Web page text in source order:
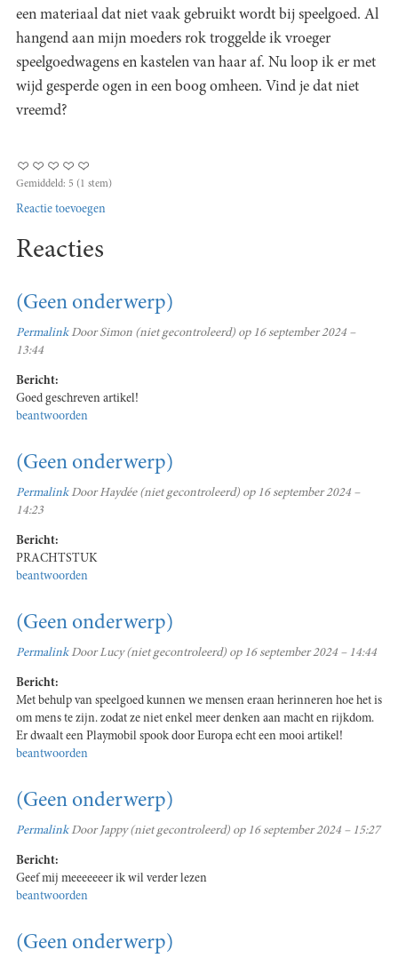
een materiaal dat niet vaak gebruikt wordt bij speelgoed. Al
hangend aan mijn moeders rok troggelde ik vroeger
speelgoedwagens en kastelen van haar af. Nu loop ik er met
wijd gesperde ogen in een boog omheen. Vind je dat niet
vreemd?
Gemiddeld: 5 (1 stem)
Reactie toevoegen
Reacties
(Geen onderwerp)
PermalinkDoorSimon (niet gecontroleerd) op 16 september 2024 –
13:44
Bericht:
Goed geschreven artikel!
beantwoorden
(Geen onderwerp)
PermalinkDoorHaydée (niet gecontroleerd) op 16 september 2024 –
14:23
Bericht:
PRACHTSTUK
beantwoorden
(Geen onderwerp)
PermalinkDoorLucy (niet gecontroleerd) op 16 september 2024 – 14:44
Bericht:
Met behulp van speelgoed kunnen we mensen eraan herinneren hoe het is
om mens te zijn. zodat ze niet enkel meer denken aan macht en rijkdom.
Er dwaalt een Playmobil spook door Europa echt een mooi artikel!
beantwoorden
(Geen onderwerp)
PermalinkDoorJappy (niet gecontroleerd) op 16 september 2024 – 15:27
Bericht:
Geef mij meeeeeeer ik wil verder lezen
beantwoorden
(Geen onderwerp)